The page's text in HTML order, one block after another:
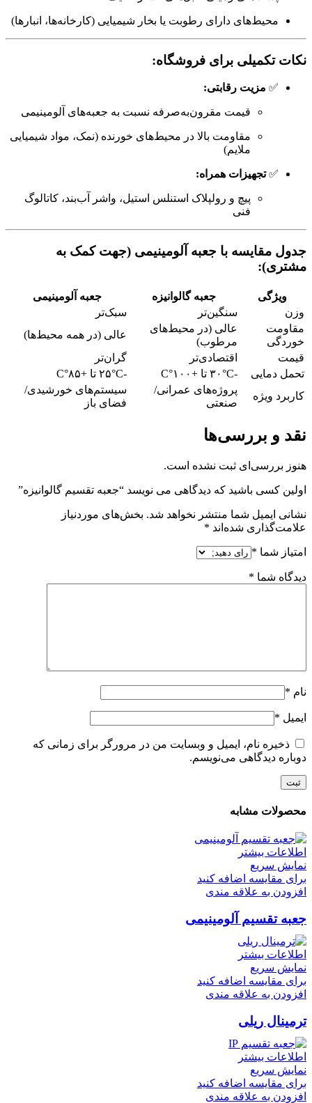
محیط‌های دارای رطوبت یا بخار شیمیایی (کارخانه‌ها، انبارها)
نکات تکمیلی برای فروشگاه:
✅ مزیت رقابتی:
قیمت مقرون‌به‌صرفه نسبت به جعبه‌های آلومینیمی
مقاومت بالا در محیط‌های خورنده (نمک، مواد شیمیایی
ملایم)
✅تجهیزات همراه:
پیچ و رولپلاک استنلس استیل، واشر آب‌بند، کاتالوگ
فنی
جدول مقایسه با جعبه آلومینیمی (جهت کمک به
مشتری):
ویژگی جعبه گالوانیزه
جعبه آلومینیمی
وزن
سنگین‌تر
سبک‌تر
مقاومت
خوردگی
عالی (در محیط‌های
مرطوب)
عالی (در همه محیط‌ها)
قیمت
اقتصادی‌تر
گران‌تر
تحمل دمایی
-۳۰°C تا +۱۰۰°C
-۲۵°C تا +۸۵°C
کاربرد ویژه
پروژه‌های عمرانی/
صنعتی
سیستم‌های خورشیدی/
فضای باز
نقد و بررسی‌ها
هنوز بررسی‌ای ثبت نشده است.
اولین کسی باشید که دیدگاهی می نویسد “جعبه تقسیم گالوانیزه”
نشانی ایمیل شما منتشر نخواهد شد. بخش‌های موردنیاز
علامت‌گذاری شده‌اند *
امتیاز شما *
دیدگاه شما *
نام *
ایمیل *
ذخیره نام، ایمیل و وبسایت من در مرورگر برای زمانی که
دوباره دیدگاهی می‌نویسم.
محصولات مشابه
اطلاعات بیشتر
نمایش سریع
برای مقایسه اضافه کنید
افزودن به علاقه مندی
جعبه تقسیم آلومینیمی
اطلاعات بیشتر
نمایش سریع
برای مقایسه اضافه کنید
افزودن به علاقه مندی
ترمينال ريلی
اطلاعات بیشتر
نمایش سریع
برای مقایسه اضافه کنید
افزودن به علاقه مندی